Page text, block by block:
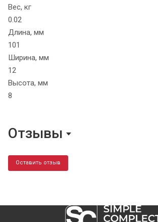
Вес, кг
0.02
Длина, мм
101
Ширина, мм
12
Высота, мм
8
Отзывы
Оставить отзыв